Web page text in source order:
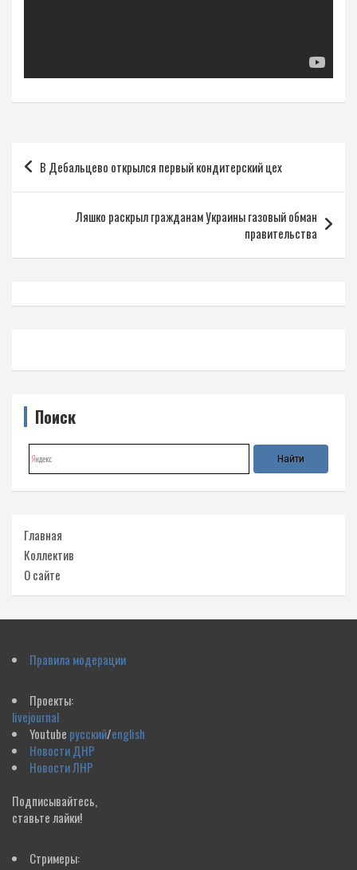
Навигация
по
записям
В Дебальцево открылся первый кондитерский цех
Ляшко раскрыл гражданам Украины газовый обман
правительства
Поиск
Главная
Коллектив
О сайте
Правила модерации
Проекты:
livejournal
Youtube русский/english
Новости ДНР
Новости ЛНР
Подписывайтесь,
ставьте лайки!
Стримеры: